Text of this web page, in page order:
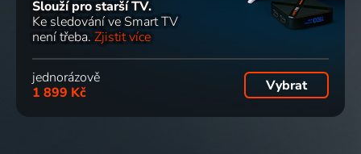
Slouží pro starší TV.
Ke sledování ve Smart TV
není třeba. Zjistit více
jednorázově
1 899 Kč
Vybrat